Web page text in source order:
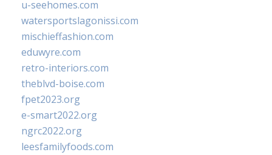
u-seehomes.com
watersportslagonissi.com
mischieffashion.com
eduwyre.com
retro-interiors.com
theblvd-boise.com
fpet2023.org
e-smart2022.org
ngrc2022.org
leesfamilyfoods.com